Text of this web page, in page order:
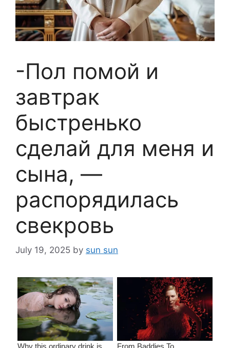
-Пол помой и
завтрак
быстренько
сделай для меня и
сына, —
распорядилась
свекровь
July 19, 2025 by sun sun